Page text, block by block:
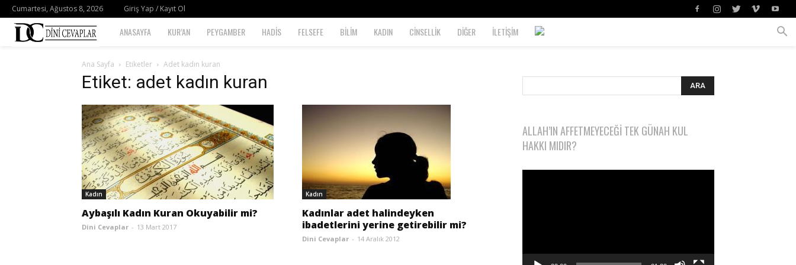
Cumartesi, Ağustos 8, 2026 Giriş Yap / Kayıt Ol
Dini
Cevaplar
ANASAYFA KUR’AN PEYGAMBER HADİS FELSEFE BİLİM KADIN CİNSELLİK DİĞER İLETİŞİM
Ana Sayfa Etiketler Adet kadın kuran
Etiket: adet kadın kuran
Kadın
Aybaşılı Kadın Kuran Okuyabilir mi?
Dini Cevaplar - 13 Mart 2017
Kadın
Kadınlar adet halindeyken
ibadetlerini yerine getirebilir mi?
Dini Cevaplar - 14 Aralık 2012
ALLAH’IN AFFETMEYECEĞI TEK GÜNAH KUL
HAKKI MIDIR?